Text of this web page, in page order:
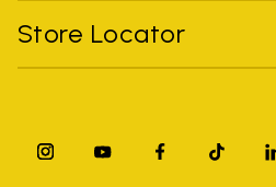
Store Locator